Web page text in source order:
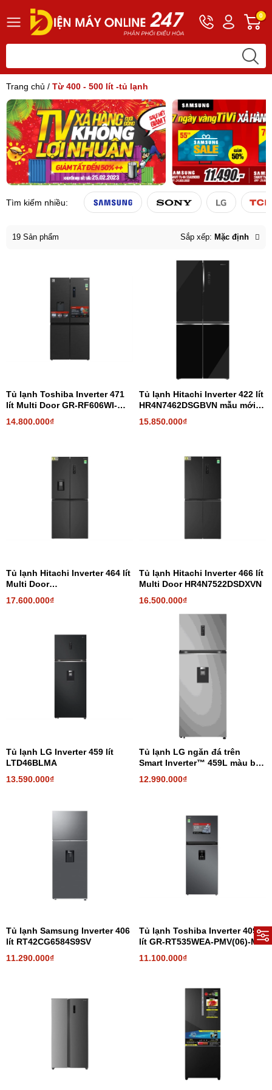
Hotline
0243
Tài
khoản
Khách
0
Trang chủ / Từ 400 - 500 lít -tủ lạnh
Tìm kiếm nhiều:
19 Sản phẩm Sắp xếp: Mặc định
Tủ lạnh Toshiba Inverter 471
lít Multi Door GR-RF606WI-
14.800.000₫
Tủ lạnh Hitachi Inverter 422 lít
HR4N7462DSGBVN mẫu mới
15.850.000₫
Tủ lạnh Hitachi Inverter 464 lít
Multi Door
17.600.000₫
Tủ lạnh Hitachi Inverter 466 lít
Multi Door HR4N7522DSDXVN
16.500.000₫
Tủ lạnh LG Inverter 459 lít
LTD46BLMA
13.590.000₫
Tủ lạnh LG ngăn đá trên
Smart Inverter™ 459L màu bạc
12.990.000₫
Tủ lạnh Samsung Inverter 406
lít RT42CG6584S9SV
11.290.000₫
Tủ lạnh Toshiba Inverter 409
lít GR-RT535WEA-PMV(06)-MG
11.100.000₫